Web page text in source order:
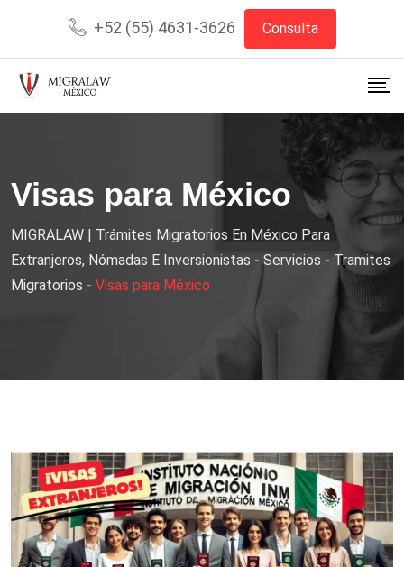
+52 (55) 4631-3626 Consulta
Visas para México
MIGRALAW | Trámites Migratorios En México Para
Extranjeros, Nómadas E Inversionistas - Servicios - Tramites
Migratorios - Visas para México